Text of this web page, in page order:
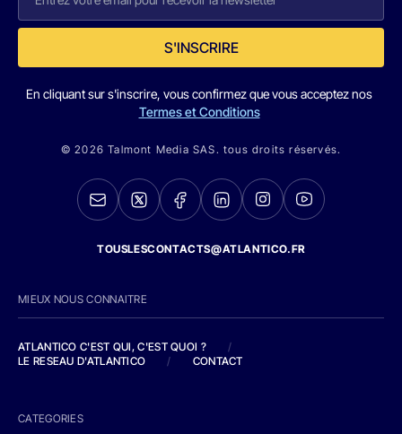
S'INSCRIRE
En cliquant sur s'inscrire, vous confirmez que vous acceptez nos
Termes et Conditions
© 2026 Talmont Media SAS. tous droits réservés.
TOUSLESCONTACTS@ATLANTICO.FR
MIEUX NOUS CONNAITRE
ATLANTICO C'EST QUI, C'EST QUOI ?
/
LE RESEAU D'ATLANTICO
/ CONTACT
CATEGORIES